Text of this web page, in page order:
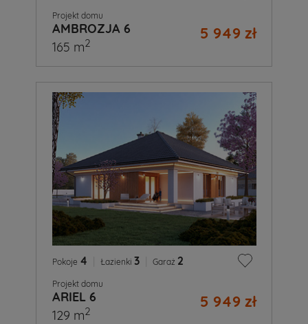
Projekt domu
AMBROZJA 6 5 949 zł
165 m2
Pokoje 4 Łazienki 3 Garaż 2
Projekt domu
ARIEL 6 5 949 zł
129 m2